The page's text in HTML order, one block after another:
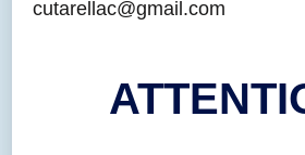
cutarellac@gmail.com